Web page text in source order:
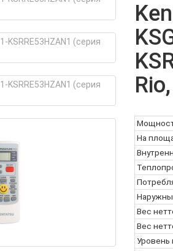
На
Вес
Вес